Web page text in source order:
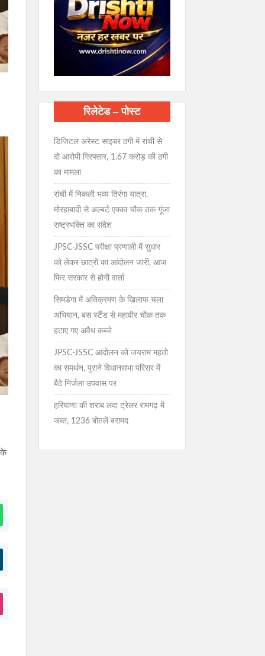
के
रिलेटेड – पोस्ट
डिजिटल अरेस्ट साइबर ठगी में रांची से
दो आरोपी गिरफ्तार, 1.67 करोड़ की ठगी
का मामला
रांची में निकली भव्य तिरंगा यात्रा,
मोरहाबादी से अल्बर्ट एक्का चौक तक गूंजा
राष्ट्रभक्ति का संदेश
JPSC-JSSC परीक्षा प्रणाली में सुधार
को लेकर छात्रों का आंदोलन जारी, आज
फिर सरकार से होगी वार्ता
सिमडेगा में अतिक्रमण के खिलाफ चला
अभियान, बस स्टैंड से महावीर चौक तक
हटाए गए अवैध कब्जे
JPSC-JSSC आंदोलन को जयराम महतो
का समर्थन, पुराने विधानसभा परिसर में
बैठे निर्जला उपवास पर
हरियाणा की शराब लदा ट्रेलर रामगढ़ में
जब्त, 1236 बोतलें बरामद